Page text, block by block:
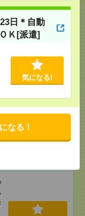
日＊自動
Ｋ[派遣]
気になる!
なる！
気になる！
動車ディー
遣]